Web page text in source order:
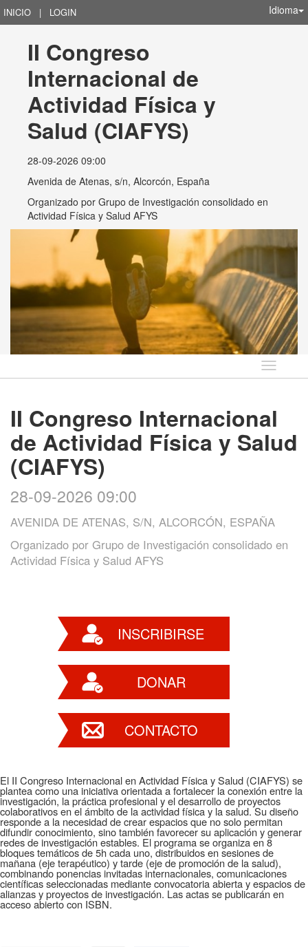
INICIO | LOGIN Idioma
II Congreso
Internacional de
Actividad Física y
Salud (CIAFYS)
28-09-2026 09:00
Avenida de Atenas, s/n, Alcorcón, España
Organizado por Grupo de Investigación consolidado en
Actividad Física y Salud AFYS
Idioma
II Congreso Internacional
de Actividad Física y Salud
(CIAFYS)
28-09-2026 09:00
AVENIDA DE ATENAS, S/N, ALCORCÓN, ESPAÑA
Organizado por Grupo de Investigación consolidado en
Actividad Física y Salud AFYS
INSCRIBIRSE
DONAR
CONTACTO
El II Congreso Internacional en Actividad Física y Salud (CIAFYS) se
plantea como una iniciativa orientada a fortalecer la conexión entre la
investigación, la práctica profesional y el desarrollo de proyectos
colaborativos en el ámbito de la actividad física y la salud. Su diseño
responde a la necesidad de crear espacios que no solo permitan
difundir conocimiento, sino también favorecer su aplicación y generar
redes de investigación estables. El programa se organiza en 8
bloques temáticos de 5h cada uno, distribuidos en sesiones de
mañana (eje terapéutico) y tarde (eje de promoción de la salud),
combinando ponencias invitadas internacionales, comunicaciones
científicas seleccionadas mediante convocatoria abierta y espacios de
alianzas y proyectos de investigación. Las actas se publicarán en
acceso abierto con ISBN.